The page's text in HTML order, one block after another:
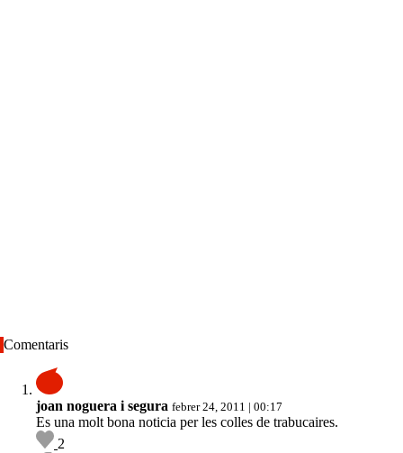
Comentaris
joan noguera i segura febrer 24, 2011 | 00:17
Es una molt bona noticia per les colles de trabucaires.
2